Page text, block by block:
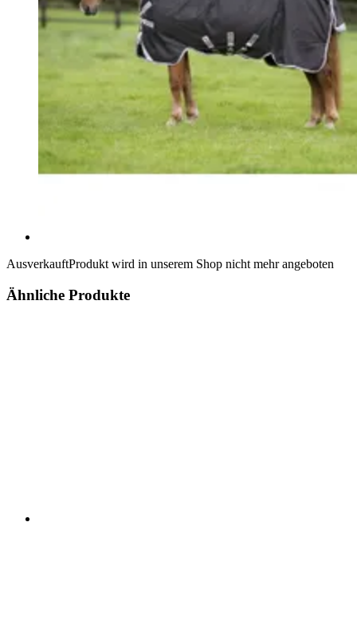
AusverkauftProdukt wird in unserem Shop nicht mehr angeboten
Ähnliche Produkte